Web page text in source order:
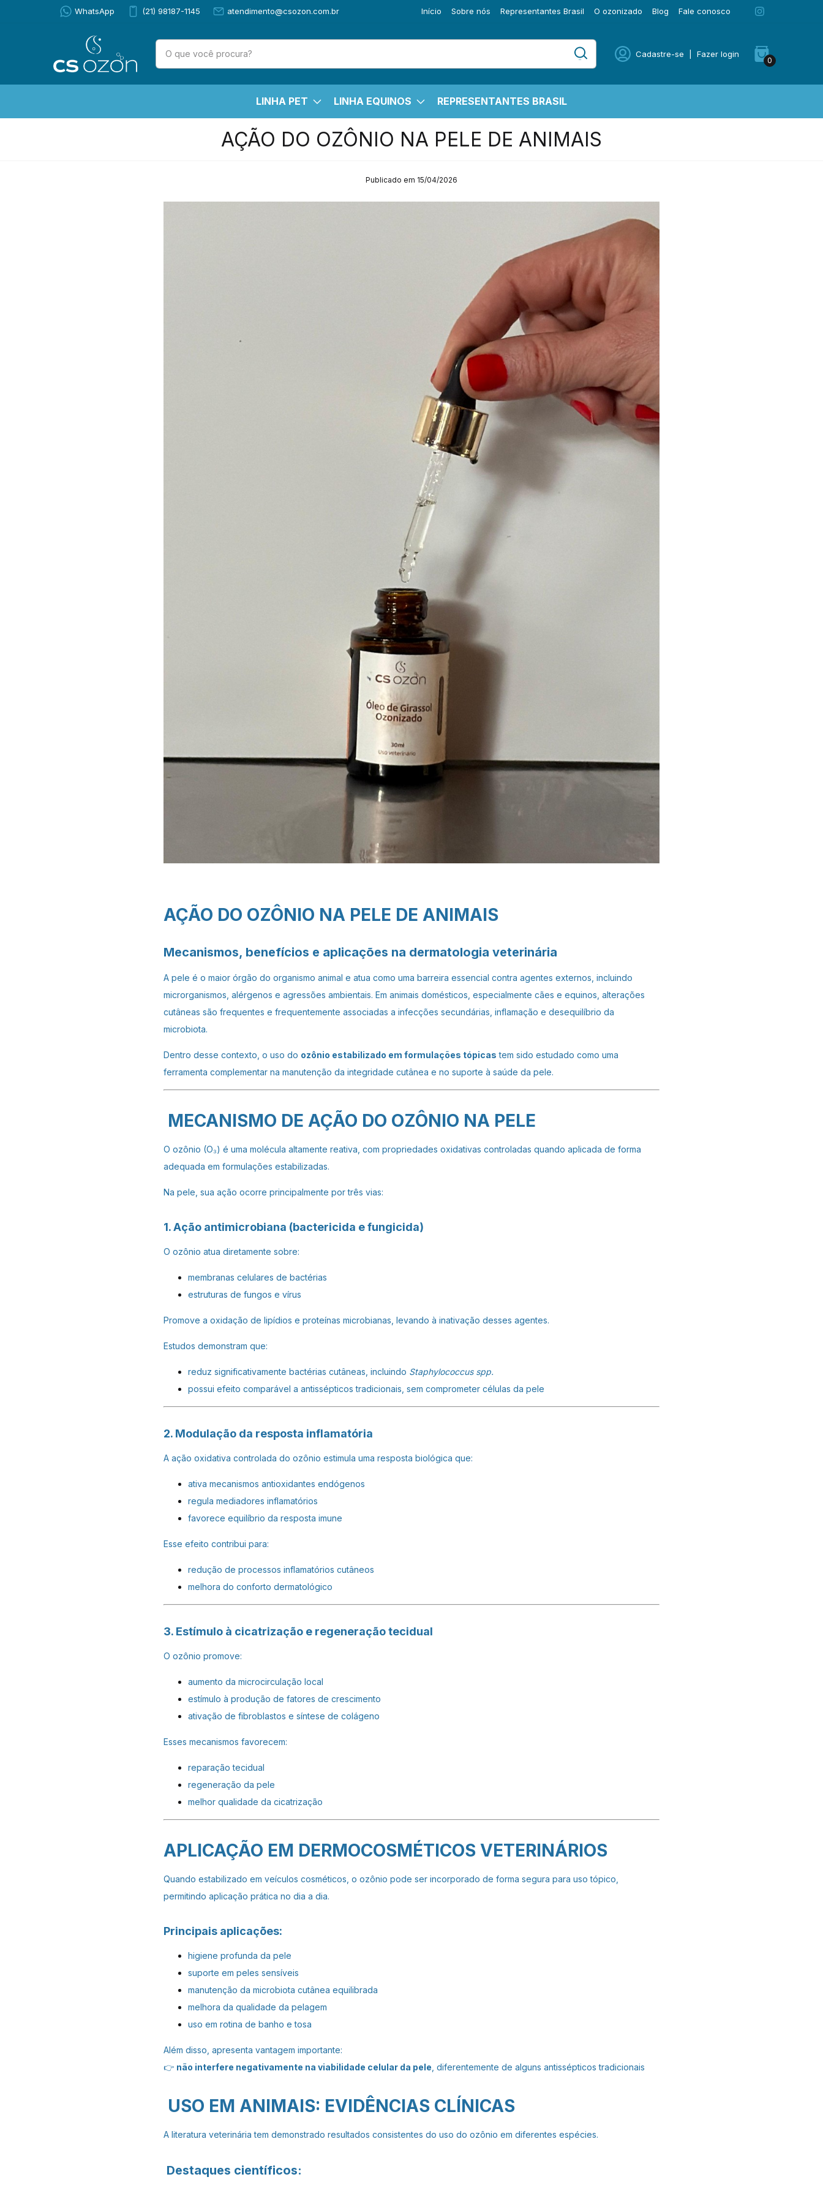
WhatsApp (21) 98187-1145 atendimento@csozon.com.br Início Sobre nós Representantes Brasil O ozonizado Blog Fale conosco
Cadastre-se Fazer login
0
LINHA PET LINHA EQUINOS REPRESENTANTES BRASIL
AÇÃO DO OZÔNIO NA PELE DE ANIMAIS
Publicado em 15/04/2026
AÇÃO DO OZÔNIO NA PELE DE ANIMAIS
Mecanismos, benefícios e aplicações na dermatologia veterinária
A pele é o maior órgão do organismo animal e atua como uma barreira essencial contra agentes externos, incluindo
microrganismos, alérgenos e agressões ambientais. Em animais domésticos, especialmente cães e equinos, alterações
cutâneas são frequentes e frequentemente associadas a infecções secundárias, inflamação e desequilíbrio da
microbiota.
Dentro desse contexto, o uso do ozônio estabilizado em formulações tópicas tem sido estudado como uma
ferramenta complementar na manutenção da integridade cutânea e no suporte à saúde da pele.
MECANISMO DE AÇÃO DO OZÔNIO NA PELE
O ozônio (O₃) é uma molécula altamente reativa, com propriedades oxidativas controladas quando aplicada de forma
adequada em formulações estabilizadas.
Na pele, sua ação ocorre principalmente por três vias:
1. Ação antimicrobiana (bactericida e fungicida)
O ozônio atua diretamente sobre:
membranas celulares de bactérias
estruturas de fungos e vírus
Promove a oxidação de lipídios e proteínas microbianas, levando à inativação desses agentes.
Estudos demonstram que:
reduz significativamente bactérias cutâneas, incluindo Staphylococcus spp.
possui efeito comparável a antissépticos tradicionais, sem comprometer células da pele
2. Modulação da resposta inflamatória
A ação oxidativa controlada do ozônio estimula uma resposta biológica que:
ativa mecanismos antioxidantes endógenos
regula mediadores inflamatórios
favorece equilíbrio da resposta imune
Esse efeito contribui para:
redução de processos inflamatórios cutâneos
melhora do conforto dermatológico
3. Estímulo à cicatrização e regeneração tecidual
O ozônio promove:
aumento da microcirculação local
estímulo à produção de fatores de crescimento
ativação de fibroblastos e síntese de colágeno
Esses mecanismos favorecem:
reparação tecidual
regeneração da pele
melhor qualidade da cicatrização
APLICAÇÃO EM DERMOCOSMÉTICOS VETERINÁRIOS
Quando estabilizado em veículos cosméticos, o ozônio pode ser incorporado de forma segura para uso tópico,
permitindo aplicação prática no dia a dia.
Principais aplicações:
higiene profunda da pele
suporte em peles sensíveis
manutenção da microbiota cutânea equilibrada
melhora da qualidade da pelagem
uso em rotina de banho e tosa
Além disso, apresenta vantagem importante:
👉 não interfere negativamente na viabilidade celular da pele , diferentemente de alguns antissépticos tradicionais
USO EM ANIMAIS: EVIDÊNCIAS CLÍNICAS
A literatura veterinária tem demonstrado resultados consistentes do uso do ozônio em diferentes espécies.
Destaques científicos: